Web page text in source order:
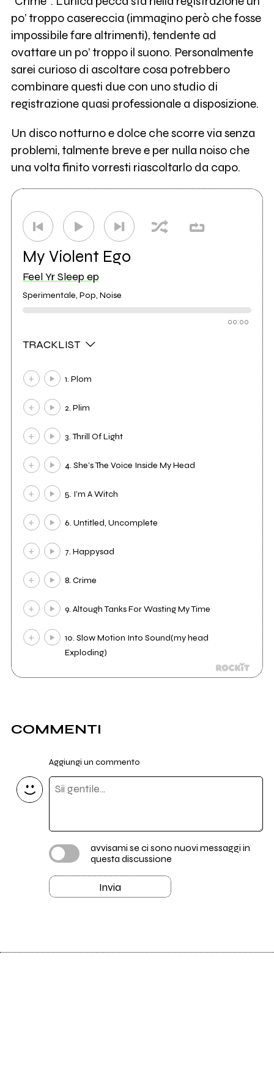
po’ troppo casereccia (immagino però che fosse
impossibile fare altrimenti), tendente ad
ovattare un po’ troppo il suono. Personalmente
sarei curioso di ascoltare cosa potrebbero
combinare questi due con uno studio di
registrazione quasi professionale a disposizione.
Un disco notturno e dolce che scorre via senza
problemi, talmente breve e per nulla noiso che
una volta finito vorresti riascoltarlo da capo.
My Violent Ego
Feel Yr Sleep ep
Sperimentale, Pop, Noise
00:00
TRACKLIST
1. Plom
2. Plim
3. Thrill Of Light
4. She’s The Voice Inside My Head
5. I’m A Witch
6. Untitled, Uncomplete
7. Happysad
8. Crime
9. Altough Tanks For Wasting My Time
10. Slow Motion Into Sound(my head
Exploding)
COMMENTI
Aggiungi un commento
avvisami se ci sono nuovi messaggi in
questa discussione
Invia